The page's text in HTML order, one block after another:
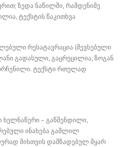
ზედა ნაწილში, რამდენიმე
ტექსტის წაკითხვა
რესატავრაცია (შევსებული
გადასული, გაცრეცილია, ზოგან
ტექსტი რთულად
ხელნაწერი – გაწმენდილი,
ინახება გაშლილ
მისთვის დამზადებულ მყარ